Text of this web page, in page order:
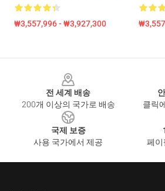
₩3,557,996 - ₩3,927,300
전 세계 배송
200개 이상의 국가로 배송
클릭
국제 보증
사용 국가에서 제공
페